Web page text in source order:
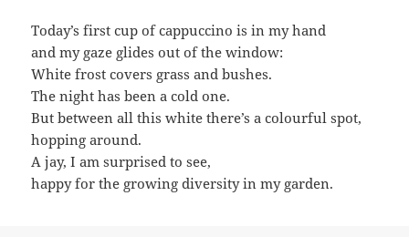
Today’s first cup of cappuccino is in my hand
and my gaze glides out of the window:
White frost covers grass and bushes.
The night has been a cold one.
But between all this white there’s a colourful spot,
hopping around.
A jay, I am surprised to see,
happy for the growing diversity in my garden.